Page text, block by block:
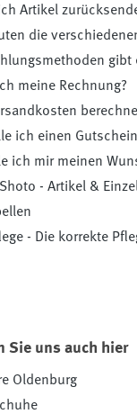
Artikel
die
gibt
meine Rechnung?
ich einen
ich mir meinen
- Artikel &
- Die korrekte
Sie uns auch hier
Oldenburg